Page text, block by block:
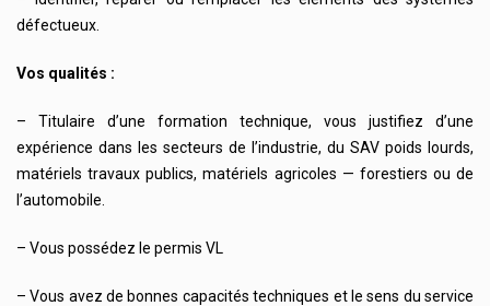
défectueux.
Vos qualités :
– Titulaire d’une formation technique, vous justifiez d’une
expérience dans les secteurs de l’industrie, du SAV poids lourds,
matériels travaux publics, matériels agricoles — forestiers ou de
l’automobile.
– Vous possédez le permis VL
– Vous avez de bonnes capacités techniques et le sens du service